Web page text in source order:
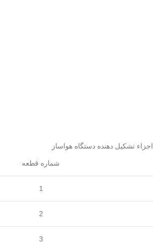
اجزاء تشکیل دهنده دستگاه هواساز
شماره قطعه
1
2
3